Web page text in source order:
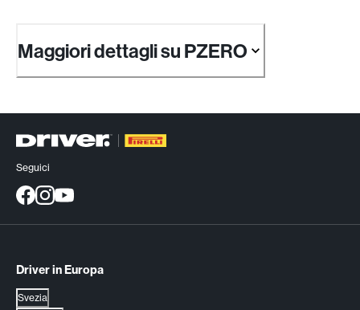
Maggiori dettagli su PZERO
Seguici
Driver in Europa
Svezia